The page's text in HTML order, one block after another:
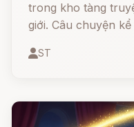
trong kho tàng
giới. Câu chuyện
nhất thiên hạ.
ST